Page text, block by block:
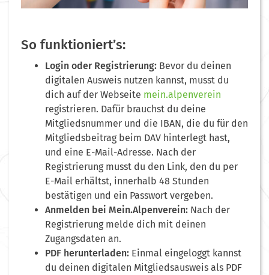
So funktioniert’s:
Login oder Registrierung: Bevor du deinen
digitalen Ausweis nutzen kannst, musst du
dich auf der Webseite mein.alpenverein
registrieren. Dafür brauchst du deine
Mitgliedsnummer und die IBAN, die du für den
Mitgliedsbeitrag beim DAV hinterlegt hast,
und eine E-Mail-Adresse. Nach der
Registrierung musst du den Link, den du per
E-Mail erhältst, innerhalb 48 Stunden
bestätigen und ein Passwort vergeben.
Anmelden bei Mein.Alpenverein: Nach der
Registrierung melde dich mit deinen
Zugangsdaten an.
PDF herunterladen: Einmal eingeloggt kannst
du deinen digitalen Mitgliedsausweis als PDF